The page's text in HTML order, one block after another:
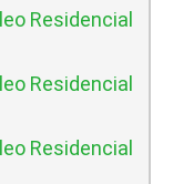
Residencial
Residencial
Residencial